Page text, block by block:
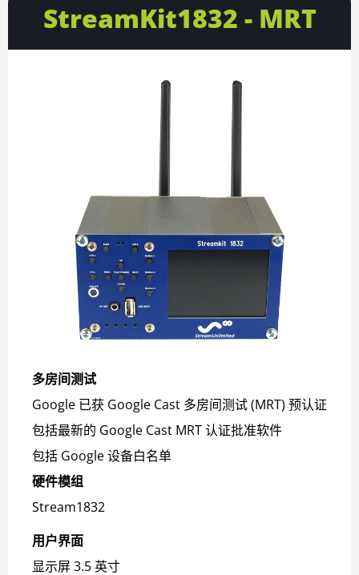
StreamKit1832 - MRT
多房间测试
Google 已获 Google Cast 多房间测试 (MRT) 预认证
包括最新的 Google Cast MRT 认证批准软件
包括 Google 设备白名单​
硬件模组
Stream1832
用户界面
显示屏 3.5 英寸